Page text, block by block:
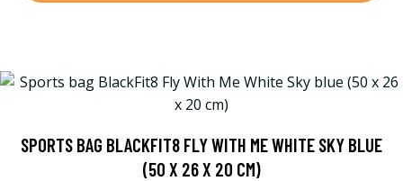
SPORTS BAG BLACKFIT8 FLY WITH ME WHITE SKY BLUE
(50 X 26 X 20 CM)